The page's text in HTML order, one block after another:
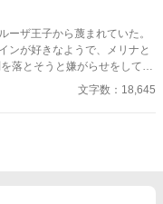
守り続けていた一途な人。エ
廃嫡される元婚約者、そして
った献身が、ようやく「私自
ーザ王子から蔑まれていた。
ンが好きなようで、メリナと
落とそうと嫌がらせをしてく
々を送っていた。 そして
方が好きだ」と言われたこと
文字数：18,645